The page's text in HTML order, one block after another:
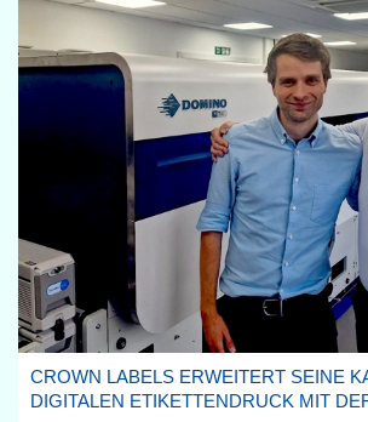
CROWN LABELS ERWEITERT SEINE
DIGITALEN ETIKETTENDRUCK MIT